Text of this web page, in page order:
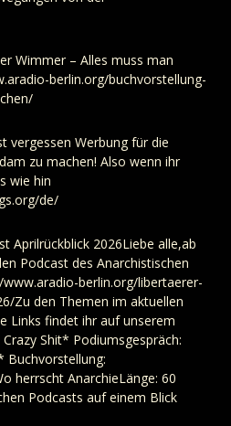
Wimmer – Alles muss man
berlin.org/buchvorstellung-
vergessen Werbung für die
zu machen! Also wenn ihr
wie hin
de/
Aprilrückblick 2026Liebe alle,ab
Podcast des Anarchistischen
berlin.org/libertaerer-
Zu den Themen im aktuellen
Links findet ihr auf unserem
Shit* Podiumsgespräch:
Buchvorstellung:
herrscht AnarchieLänge: 60
Podcasts auf einem Blick